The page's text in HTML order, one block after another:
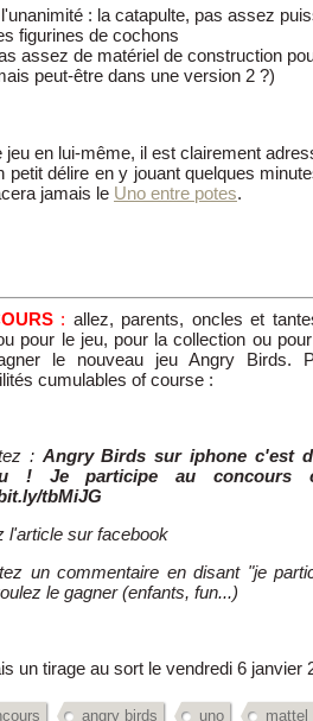
: la catapulte, pas assez
figurines de cochons
assez de matériel de construction
peut-être dans une version 2 ?)
jeu en lui-même, il est clairement
petit délire en y jouant quelques
jamais le Uno entre potes.
: allez, parents, oncles et
pour le jeu, pour la collection ou
le nouveau jeu Angry Birds.
cumulables of course :
: Angry Birds sur iphone c'est
! Je participe au concours
tbMiJG
l'article sur facebook
un commentaire en disant "je
le gagner (enfants, fun...)
un tirage au sort le vendredi 6 janvier
angry birds uno mattel